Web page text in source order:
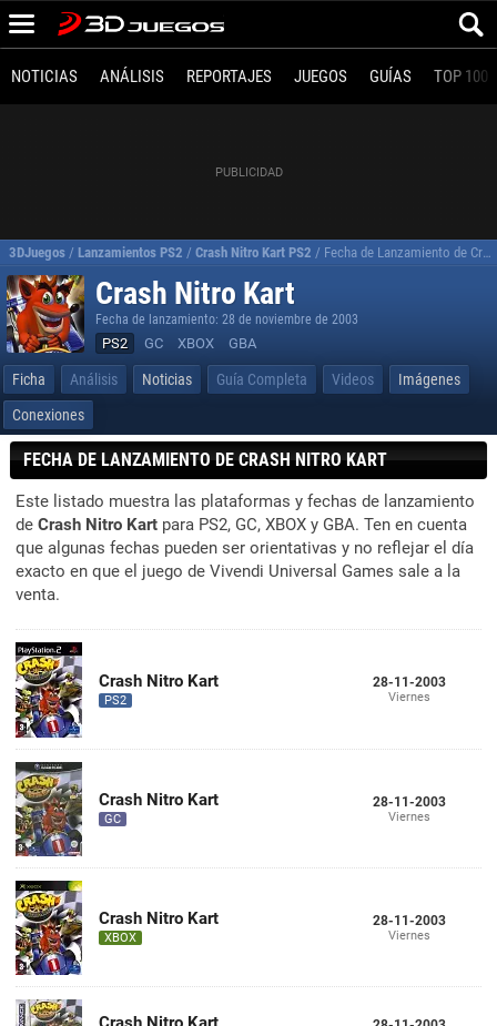
NOTICIAS ANÁLISIS REPORTAJES JUEGOS GUÍAS TOP 100
3DJuegos / Lanzamientos PS2 / Crash Nitro Kart PS2 / Fecha de Lanzamiento de Crash Nitro Kart
Crash Nitro Kart
Fecha de lanzamiento: 28 de noviembre de 2003
PS2 GC XBOX GBA
Ficha Análisis Noticias Guía Completa Videos
Imágenes
Conexiones
FECHA DE LANZAMIENTO DE CRASH NITRO KART
Este listado muestra las plataformas y fechas de lanzamiento
de Crash Nitro Kart para PS2, GC, XBOX y GBA. Ten en cuenta
que algunas fechas pueden ser orientativas y no reflejar el día
exacto en que el juego de Vivendi Universal Games sale a la
venta.
Crash Nitro Kart
PS2
28-11-2003
Viernes
Crash Nitro Kart
GC
28-11-2003
Viernes
Crash Nitro Kart
XBOX
28-11-2003
Viernes